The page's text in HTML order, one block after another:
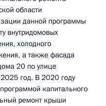
области
данной программы
внутридомовых
холодного
а также фасада
20 по улице
год. В 2020 году
капитального
ремонт крыши